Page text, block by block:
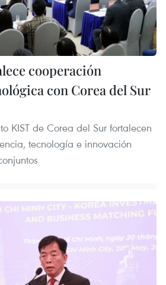
cooperación
con Corea del Sur
KIST de Corea del Sur fortalecen
tecnología e innovación